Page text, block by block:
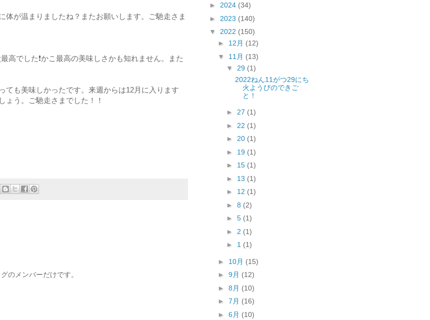
体が温まりましたね？またお願いします。ご馳走さま
高でした❗かこ最高の美味しさかも知れません。また
ても美味しかったです。来週からは12月に入ります
ょう。ご馳走さまでした！！
のメンバーだけです。
► 2024 (34)
► 2023 (140)
▼ 2022 (150)
► 12月 (12)
▼ 11月 (13)
▼ 29 (1)
2022ねん11がつ29にち
火ようびのできご
と！
► 27 (1)
► 22 (1)
► 20 (1)
► 19 (1)
► 15 (1)
► 13 (1)
► 12 (1)
► 8 (2)
► 5 (1)
► 2 (1)
► 1 (1)
► 10月 (15)
► 9月 (12)
► 8月 (10)
► 7月 (16)
► 6月 (10)